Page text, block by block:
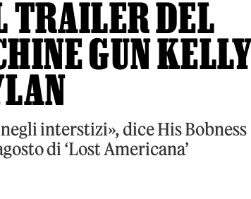
TRAILER DEL
GUN
interstizi», dice His Bobness
di ‘Lost Americana’